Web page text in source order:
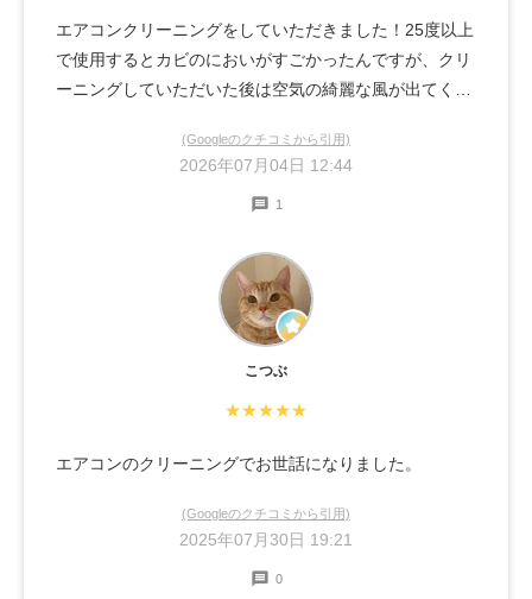
エアコンクリーニングをしていただきました！25度以上
で使用するとカビのにおいがすごかったんですが、クリ
ーニングしていただいた後は空気の綺麗な風が出てくれ
了まで全て丁寧な対応をしてくださいました。長時間あ
りがとうございました！またお願いしたいです！
(Googleのクチコミから引用)
2026年07月04日 12:44
1
こつぶ
★★★★★
エアコンのクリーニングでお世話になりました。
(Googleのクチコミから引用)
2025年07月30日 19:21
0